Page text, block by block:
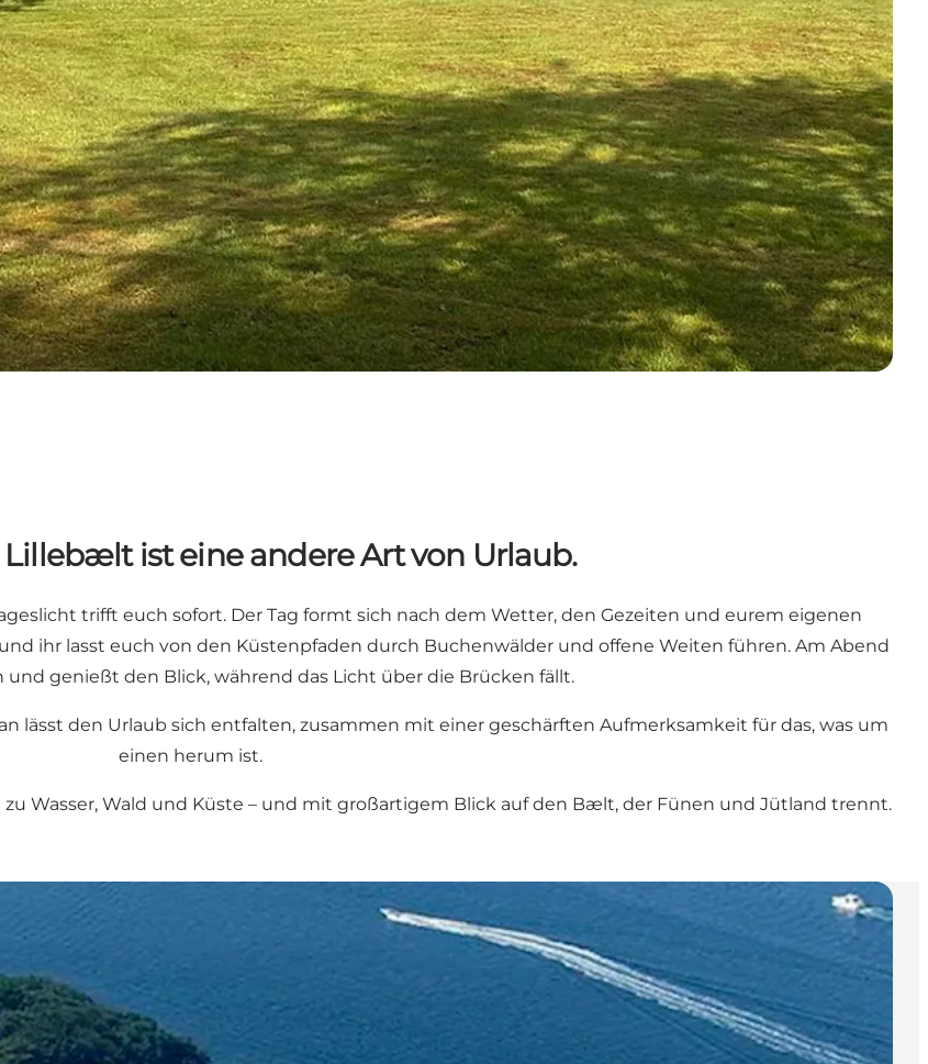
ist eine andere Art von Urlaub.
trifft euch sofort. Der Tag formt sich nach dem Wetter, den Gezeiten und eurem eigenen
ihr lasst euch von den Küstenpfaden durch Buchenwälder und offene Weiten führen. Am Abend
genießt den Blick, während das Licht über die Brücken fällt.
lässt den Urlaub sich entfalten, zusammen mit einer geschärften Aufmerksamkeit für das, was um
einen herum ist.
Wasser, Wald und Küste – und mit großartigem Blick auf den Bælt, der Fünen und Jütland trennt.